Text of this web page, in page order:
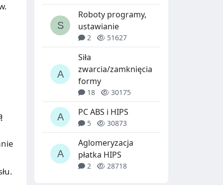
Roboty programy,
ustawianie
2 51627
Siła
zwarcia/zamknięcia
formy
18 30175
PC ABS i HIPS
5 30873
Aglomeryzacja
płatka HIPS
2 28718